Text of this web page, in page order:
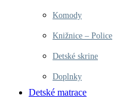
Komody
Knižnice – Police
Detské skrine
Doplnky
Detské matrace